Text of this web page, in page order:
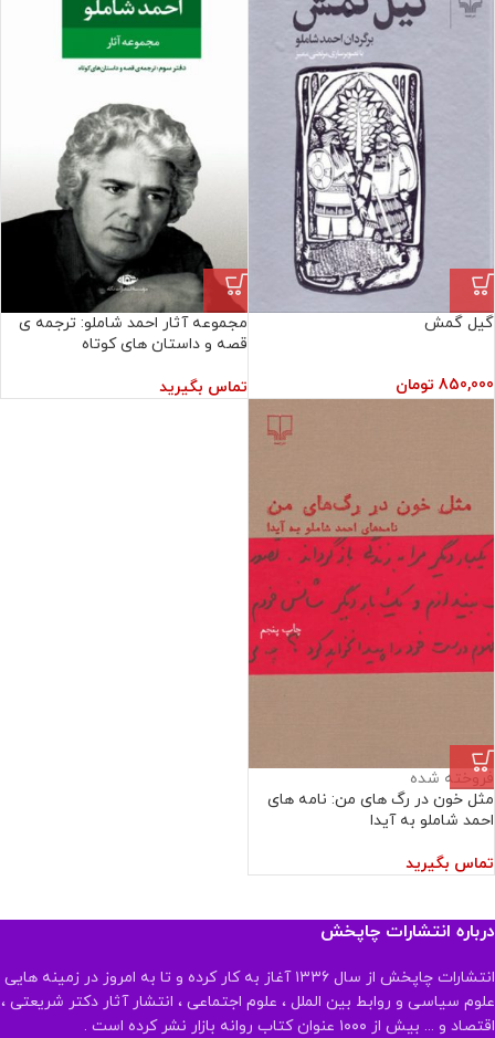
گیل گمش
850,000 تومان
مجموعه آثار احمد شاملو: ترجمه ی
قصه و داستان های کوتاه
تماس بگیرید
فروخته شده
مثل خون در رگ های من: نامه های
احمد شاملو به آیدا
تماس بگیرید
درباره انتشارات چاپخش
انتشارات چاپخش از سال ۱۳۳۶ آغاز به کار کرده و تا به امروز در زمینه هایی
علوم سیاسی و روابط بین الملل ، علوم اجتماعی ، انتشار آثار دکتر شریعتی ،
اقتصاد و ... بیش از ۱۰۰۰ عنوان کتاب روانه بازار نشر کرده است .